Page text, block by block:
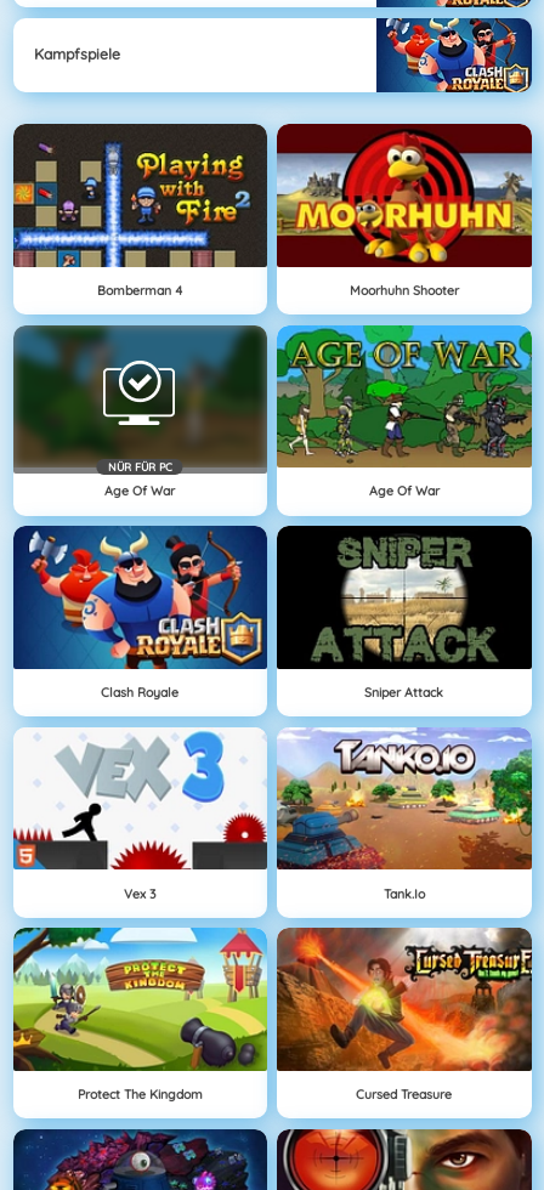
Kampfspiele
Bomberman 4 Moorhuhn Shooter
NÜR FÜR PC
Age Of War Age Of War
Clash Royale Sniper Attack
Vex 3 Tank.io
Protect The Kingdom Cursed Treasure